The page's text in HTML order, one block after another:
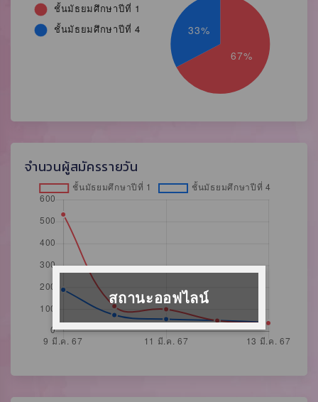
จำนวนผู้สมัครรายวัน
สถานะออฟไลน์